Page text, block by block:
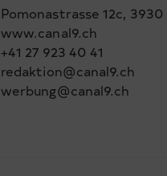
Pomonastrasse 12c, 3930
www.canal9.ch
+41 27 923 40 41
redaktion@canal9.ch
werbung@canal9.ch